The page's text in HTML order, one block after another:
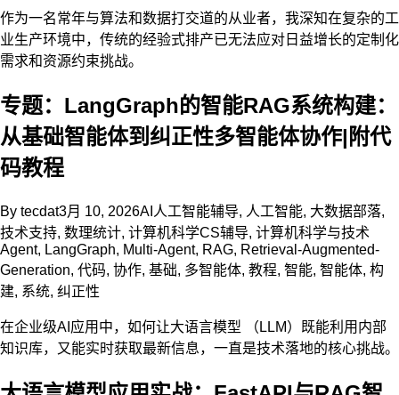
作为一名常年与算法和数据打交道的从业者，我深知在复杂的工
业生产环境中，传统的经验式排产已无法应对日益增长的定制化
需求和资源约束挑战。
专题：LangGraph的智能RAG系统构建：
从基础智能体到纠正性多智能体协作|附代
码教程
By tecdat3月 10, 2026AI人工智能辅导, 人工智能, 大数据部落,
技术支持, 数理统计, 计算机科学CS辅导, 计算机科学与技术
Agent, LangGraph, Multi-Agent, RAG, Retrieval-Augmented-
Generation, 代码, 协作, 基础, 多智能体, 教程, 智能, 智能体, 构
建, 系统, 纠正性
在企业级AI应用中，如何让大语言模型 （LLM）既能利用内部
知识库，又能实时获取最新信息，一直是技术落地的核心挑战。